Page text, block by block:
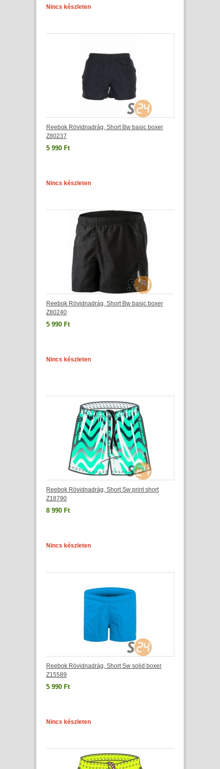
Nincs készleten
Reebok Rövidnadrág, Short Bw basic boxer
Z80237
5 990 Ft
Nincs készleten
Reebok Rövidnadrág, Short Bw basic boxer
Z80240
5 990 Ft
Nincs készleten
Reebok Rövidnadrág, Short Sw print short
Z18790
8 990 Ft
Nincs készleten
Reebok Rövidnadrág, Short Sw solid boxer
Z15589
5 990 Ft
Nincs készleten